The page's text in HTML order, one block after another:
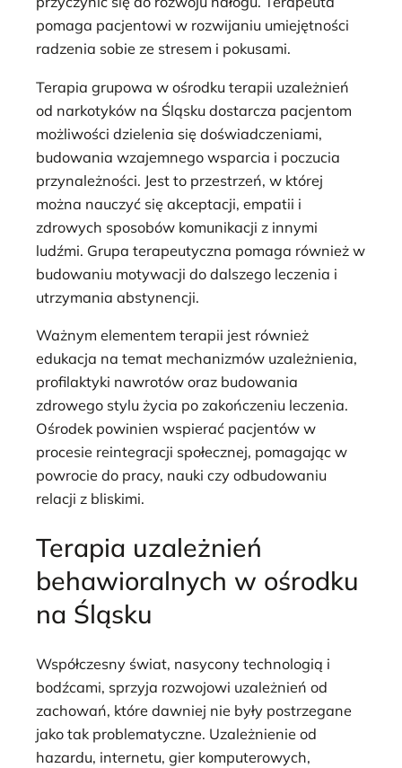
pomaga pacjentowi w rozwijaniu umiejętności
radzenia sobie ze stresem i pokusami.
Terapia grupowa w ośrodku terapii uzależnień
od narkotyków na Śląsku dostarcza pacjentom
możliwości dzielenia się doświadczeniami,
budowania wzajemnego wsparcia i poczucia
przynależności. Jest to przestrzeń, w której
można nauczyć się akceptacji, empatii i
zdrowych sposobów komunikacji z innymi
ludźmi. Grupa terapeutyczna pomaga również w
budowaniu motywacji do dalszego leczenia i
utrzymania abstynencji.
Ważnym elementem terapii jest również
edukacja na temat mechanizmów uzależnienia,
profilaktyki nawrotów oraz budowania
zdrowego stylu życia po zakończeniu leczenia.
Ośrodek powinien wspierać pacjentów w
procesie reintegracji społecznej, pomagając w
powrocie do pracy, nauki czy odbudowaniu
relacji z bliskimi.
Terapia uzależnień
behawioralnych w ośrodku
na Śląsku
Współczesny świat, nasycony technologią i
bodźcami, sprzyja rozwojowi uzależnień od
zachowań, które dawniej nie były postrzegane
jako tak problematyczne. Uzależnienie od
hazardu, internetu, gier komputerowych,